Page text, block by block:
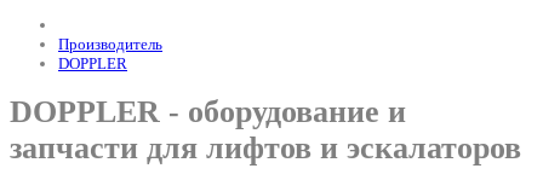
Производитель
DOPPLER
DOPPLER - оборудование и
запчасти для лифтов и эскалаторов